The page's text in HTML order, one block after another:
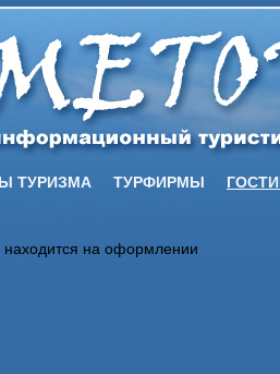
ТУРИЗМА ТУРФИРМЫ
находится на оформлении